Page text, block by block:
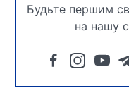
Будьте першим
на нашу